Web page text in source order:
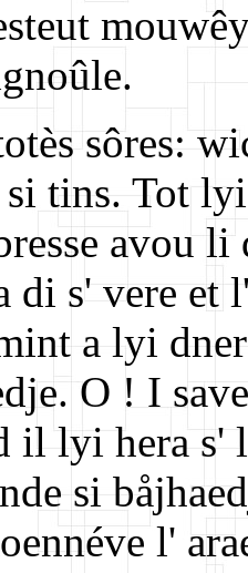
sôres:
si tins. Tot
avou li
di s' vere et
a lyi
O ! I
il lyi hera s'
si
l'